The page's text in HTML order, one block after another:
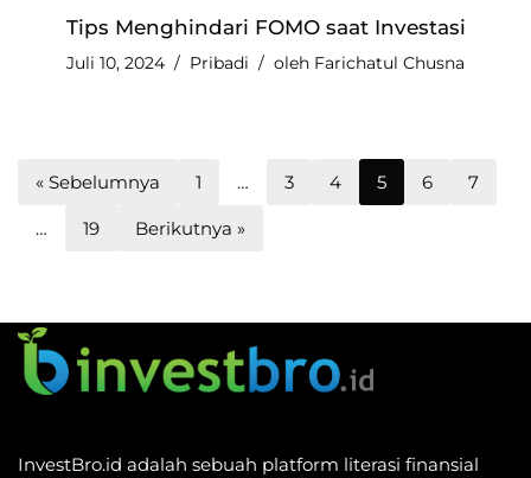
Tips Menghindari FOMO saat Investasi
Juli 10, 2024 Pribadi oleh Farichatul Chusna
« Sebelumnya 1 … 3 4 5 6 7
… 19 Berikutnya »
InvestBro.id adalah sebuah platform literasi finansial